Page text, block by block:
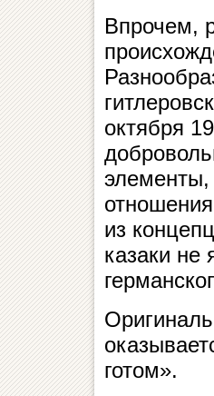
Впрочем,
октября
элементы,
из
казаки не
готом».